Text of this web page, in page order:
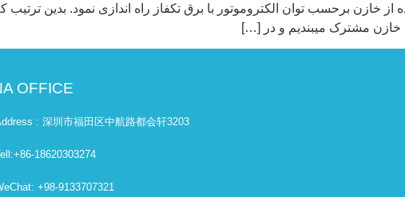
خازن برحسب توان الکتروموتور با برق تکفاز راه اندازی نمود. بدین ترتیب
خازن مشترک میبندیم و در […]
OFFICE
: 深圳市福田区中航路都会轩3203
18620303274
+98-9133707321